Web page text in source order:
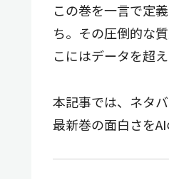
この巻を一言で定
ち。その圧倒的な
こにはデータを超
本記事では、ネタ
最新巻の面白さを